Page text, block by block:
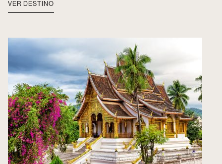
VER DESTINO